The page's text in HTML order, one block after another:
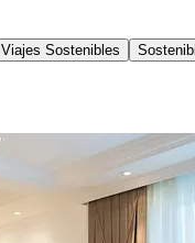
Viajes Sostenibles